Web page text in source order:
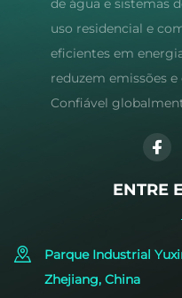
de água e sistemas
uso residencial e
eficientes em
reduzem emissões
Confiável
ENTRE
Parque Industrial
Zhejiang, China